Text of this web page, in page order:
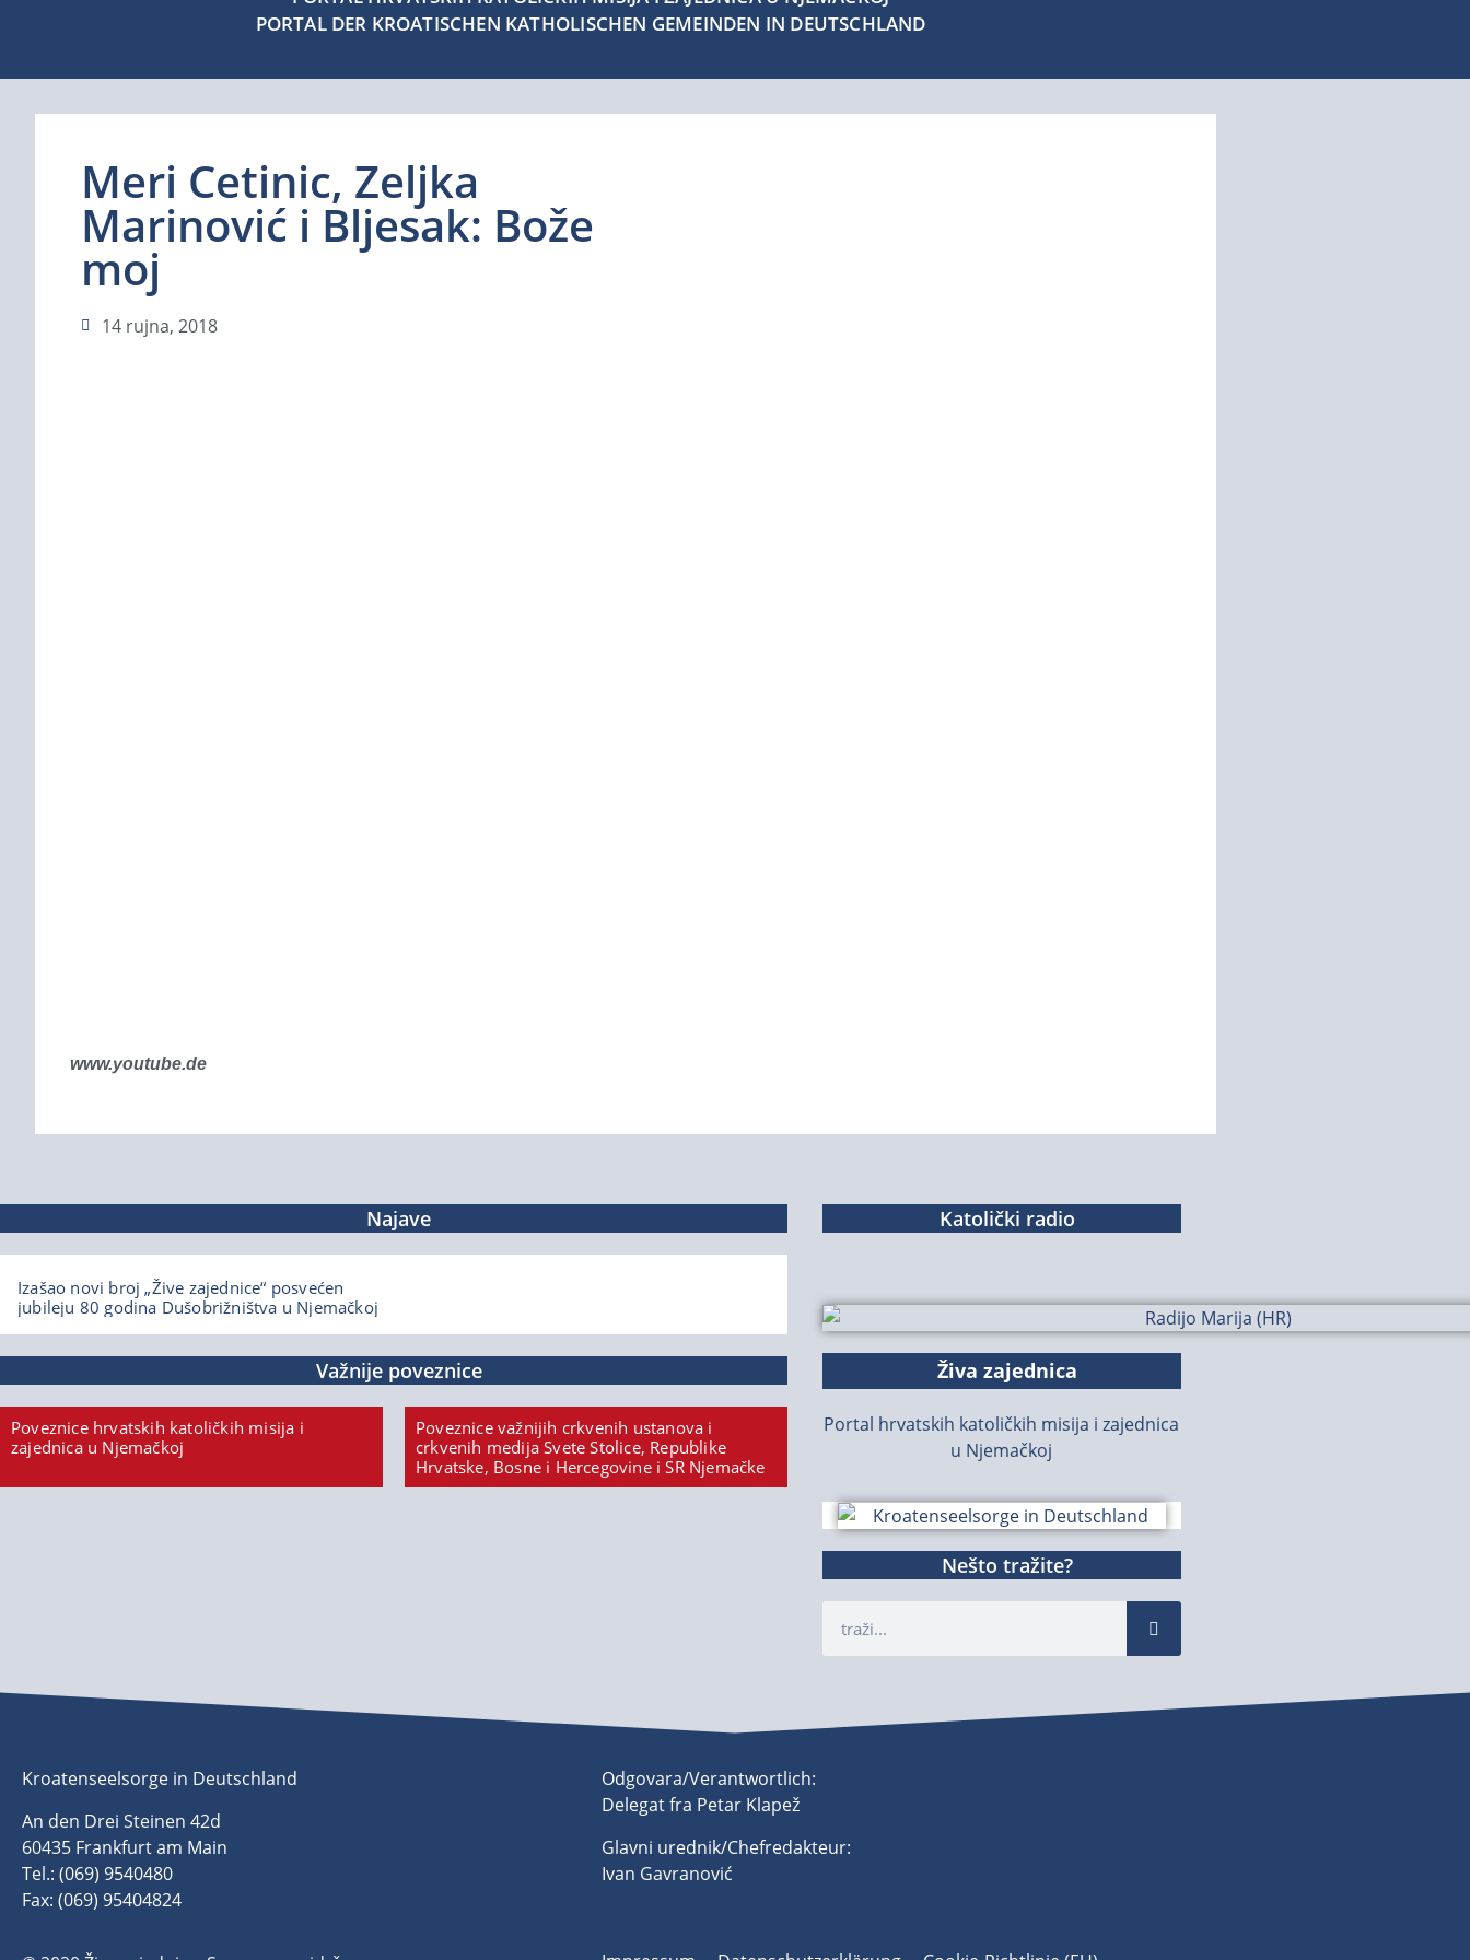
PORTAL DER KROATISCHEN KATHOLISCHEN GEMEINDEN IN DEUTSCHLAND
Meri Cetinic, Zeljka
Marinović i Bljesak: Bože
moj
14 rujna, 2018
www.youtube.de
Najave
Izašao novi broj „Žive zajednice“ posvećen
jubileju 80 godina Dušobrižništva u Njemačkoj
Važnije poveznice
Poveznice hrvatskih katoličkih misija i
zajednica u Njemačkoj
Poveznice važnijih crkvenih ustanova i
crkvenih medija Svete Stolice, Republike
Hrvatske, Bosne i Hercegovine i SR Njemačke
Katolički radio
Živa zajednica
Portal hrvatskih katoličkih misija i zajednica
u Njemačkoj
Nešto tražite?
Kroatenseelsorge in Deutschland
An den Drei Steinen 42d
60435 Frankfurt am Main
Tel.: (069) 9540480
Fax: (069) 95404824
Odgovara/Verantwortlich:
Delegat fra Petar Klapež
Glavni urednik/Chefredakteur:
Ivan Gavranović